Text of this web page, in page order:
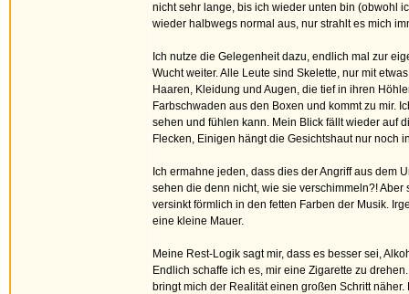
nicht sehr lange, bis ich wieder unten bin (obwohl
wieder halbwegs normal aus, nur strahlt es mich
Ich nutze die Gelegenheit dazu, endlich mal zur
Wucht weiter. Alle Leute sind Skelette, nur mit
Haaren, Kleidung und Augen, die tief in ihren
Farbschwaden aus den Boxen und kommt zu mir.
sehen und fühlen kann. Mein Blick fällt wieder auf
Flecken, Einigen hängt die Gesichtshaut nur noch
Ich ermahne jeden, dass dies der Angriff aus dem
sehen die denn nicht, wie sie verschimmeln?!
versinkt förmlich in den fetten Farben der Musik.
eine kleine Mauer.
Meine Rest-Logik sagt mir, dass es besser sei,
Endlich schaffe ich es, mir eine Zigarette zu
bringt mich der Realität einen großen Schritt